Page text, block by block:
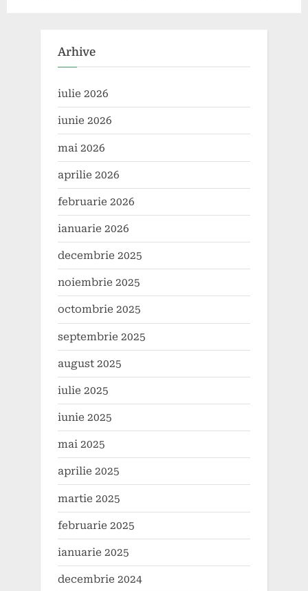
Arhive
iulie 2026
iunie 2026
mai 2026
aprilie 2026
februarie 2026
ianuarie 2026
decembrie 2025
noiembrie 2025
octombrie 2025
septembrie 2025
august 2025
iulie 2025
iunie 2025
mai 2025
aprilie 2025
martie 2025
februarie 2025
ianuarie 2025
decembrie 2024